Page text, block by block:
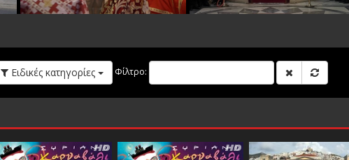
PLAY PLAY
Ειδικές κατηγορίες Φίλτρο: